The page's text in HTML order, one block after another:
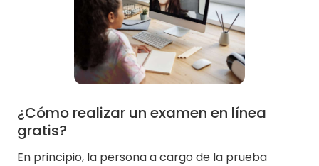
¿Cómo realizar un examen en línea
gratis?
En principio, la persona a cargo de la prueba